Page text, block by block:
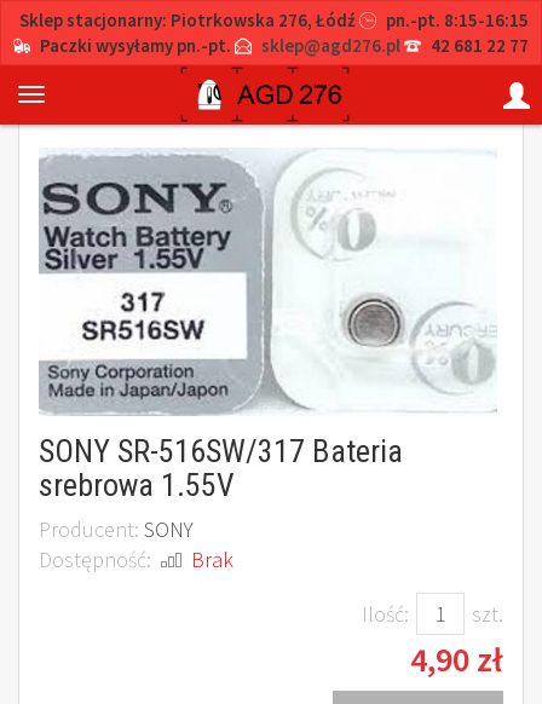
Sklep stacjonarny: Piotrkowska 276, Łódź
pn.-pt. 8:15-16:15
Paczki wysyłamy pn.-pt.
sklep@agd276.pl 42 681 22 77
SONY SR-516SW/317 Bateria
srebrowa 1.55V
Producent: SONY
Dostępność:
Brak
Ilość:
szt.
4,90 zł